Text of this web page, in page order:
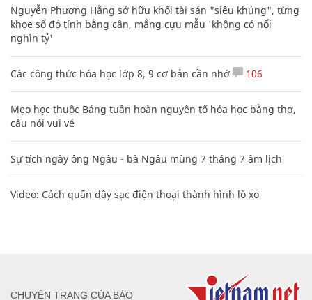
Nguyễn Phương Hằng sở hữu khối tài sản "siêu khủng", từng
khoe sổ đỏ tính bằng cân, mắng cựu mẫu 'không có nổi
nghìn tỷ'
Các công thức hóa học lớp 8, 9 cơ bản cần nhớ 106
Mẹo học thuộc Bảng tuần hoàn nguyên tố hóa học bằng thơ,
câu nói vui vẻ
Sự tích ngày ông Ngâu - bà Ngâu mùng 7 tháng 7 âm lịch
Video: Cách quấn dây sạc điện thoại thành hình lò xo
CHUYÊN TRANG CỦA BÁO